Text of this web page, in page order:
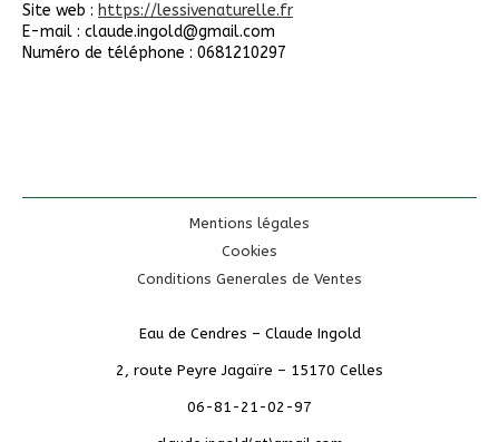
Site web : https://lessivenaturelle.fr
E-mail : claude.ingold@gmail.com
Numéro de téléphone : 0681210297
Mentions légales
Cookies
Conditions Generales de Ventes
Eau de Cendres – Claude Ingold
2, route Peyre Jagaïre – 15170 Celles
06-81-21-02-97